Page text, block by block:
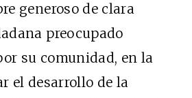
generoso de clara
preocupado
su comunidad, en la
el desarrollo de la